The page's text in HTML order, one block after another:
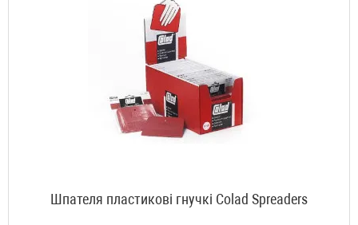
Шпателя пластикові гнучкі Colad Spreaders